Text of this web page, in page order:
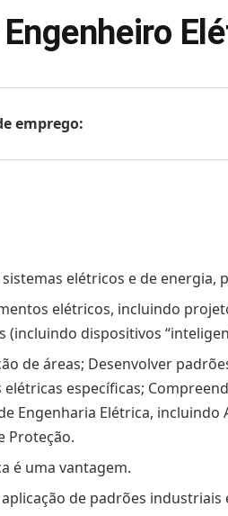
emprego:
elétricos e de
elétricos, incluindo
dispositivos
de áreas; Desenvolver
específicas;
Engenharia Elétrica,
Proteção.
é uma vantagem.
de padrões